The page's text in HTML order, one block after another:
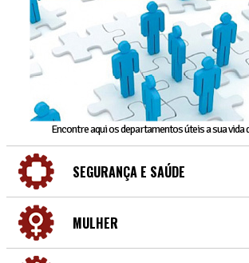
Encontre aqui os departamentos úteis a sua vida
SEGURANÇA E SAÚDE
MULHER